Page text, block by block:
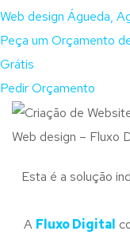
Web design Águeda,
Peça um Orçamento
Grátis
Pedir Orçamento
Web design – Fluxo
Esta é a solução
A Fluxo Digital